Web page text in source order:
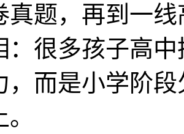
真题，再到一
：很多孩子高
，而是小学阶